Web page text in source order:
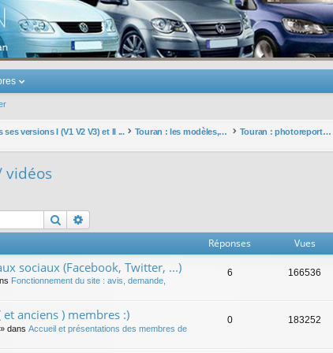
Touran
versions I (V1 V2 V3) et II ... Touran : les modèles, les prix, les achats, les options, ... Touran : photoreportages / vidéos
vidéos
Rechercher
Réponses Vues
sociaux (Facebook, Twitter, ...)
Fonctionnement du site : avis, demande,
6 166536
anciens ) membres :)
» dans Accueil et présentations des membres de
0 183252